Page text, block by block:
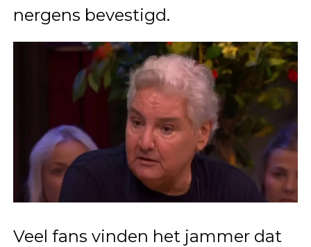
nergens bevestigd.
Veel fans vinden het jammer dat